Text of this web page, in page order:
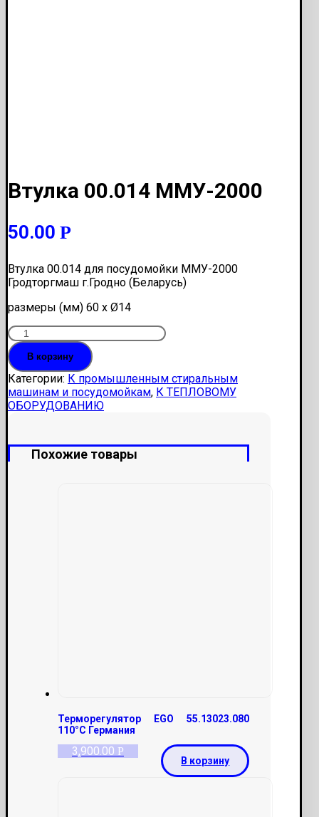
Втулка 00.014 ММУ-2000
50.00 Р
Втулка 00.014 для посудомойки ММУ-2000
Гродторгмаш г.Гродно (Беларусь)
размеры (мм) 60 х Ø14
Количество
Втулка
00.014
ММУ-2000
В корзину
Категории: К промышленным стиральным
машинам и посудомойкам, К ТЕПЛОВОМУ
ОБОРУДОВАНИЮ
Похожие товары
Терморегулятор EGO 55.13023.080
110°С Германия
3,900.00 Р
В корзину